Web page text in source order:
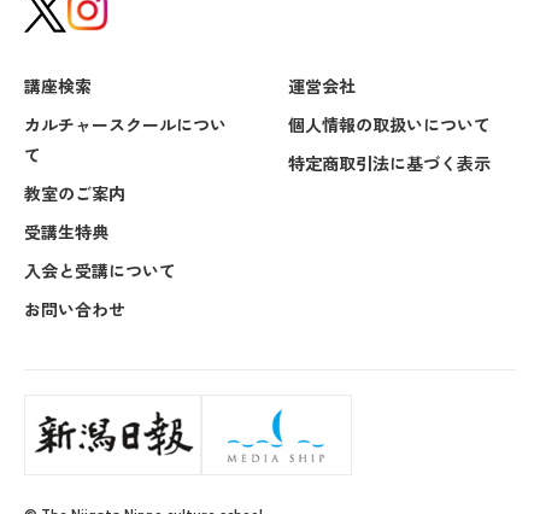
講座検索
カルチャースクールについ
て
教室のご案内
受講生特典
入会と受講について
お問い合わせ
運営会社
個人情報の取扱いについて
特定商取引法に基づく表示